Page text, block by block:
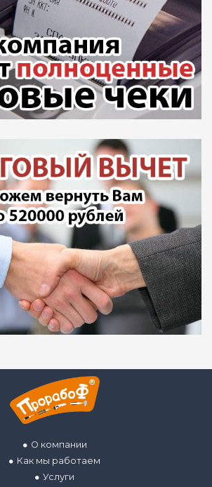
О компании
Как мы работаем
Услуги